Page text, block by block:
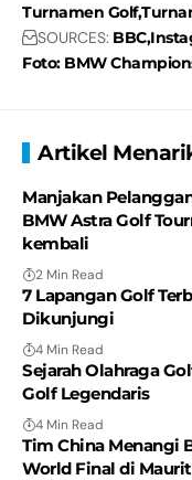
Turnamen Golf
SOURCES: BBC
Foto: BMW
Artikel
Manjakan
BMW Astra Golf
kembali
2 Min Read
7 Lapangan Golf
Dikunjungi
4 Min Read
Sejarah Olahraga
Golf Legendaris
4 Min Read
Tim China Menangi
World Final di